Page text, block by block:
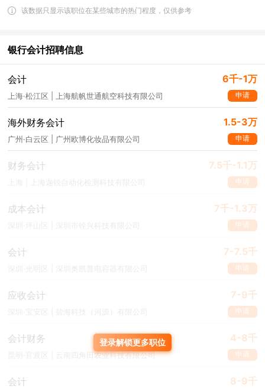
该数据只显示该职位在某些城市的热门程度，仅供参考
银行会计招聘信息
会计 6千-1万
上海·松江区 | 上海航帆世通航空科技有限公司 申请
海外财务会计 1.5-3万
广州·白云区 | 广州欧博化妆品有限公司 申请
财务会计 7.5千-1.1万
申请
成本会计 7千-1.3万
申请
会计 7-7.5千
申请
应收会计 7-9千
申请
会计财务 4-8千
昆明·官渡区 | 云南四角田农业科技有限公司 申请
会计 8-9千
登录解锁更多职位